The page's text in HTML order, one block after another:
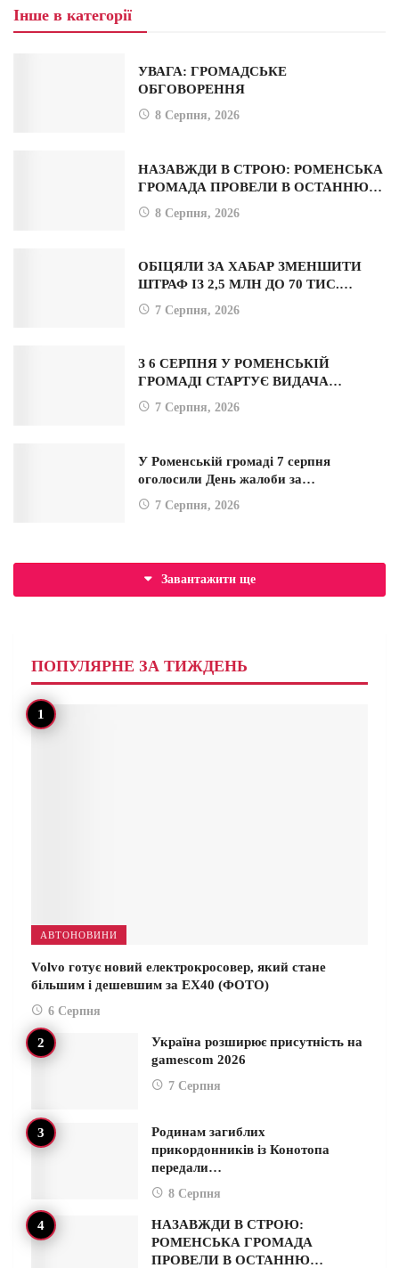
Інше в категорії
УВАГА: ГРОМАДСЬКЕ
ОБГОВОРЕННЯ
8 Серпня, 2026
НАЗАВЖДИ В СТРОЮ: РОМЕНСЬКА
ГРОМАДА ПРОВЕЛИ В ОСТАННЮ…
8 Серпня, 2026
ОБІЦЯЛИ ЗА ХАБАР ЗМЕНШИТИ
ШТРАФ ІЗ 2,5 МЛН ДО 70 ТИС.…
7 Серпня, 2026
З 6 СЕРПНЯ У РОМЕНСЬКІЙ
ГРОМАДІ СТАРТУЄ ВИДАЧА…
7 Серпня, 2026
У Роменській громаді 7 серпня
оголосили День жалоби за…
7 Серпня, 2026
Завантажити ще
ПОПУЛЯРНЕ ЗА ТИЖДЕНЬ
АВТОНОВИНИ
Volvo готує новий електрокросовер, який стане
більшим і дешевшим за EX40 (ФОТО)
6 Серпня
Україна розширює присутність на
gamescom 2026
7 Серпня
Родинам загиблих
прикордонників із Конотопа
передали…
8 Серпня
НАЗАВЖДИ В СТРОЮ:
РОМЕНСЬКА ГРОМАДА
ПРОВЕЛИ В ОСТАННЮ…